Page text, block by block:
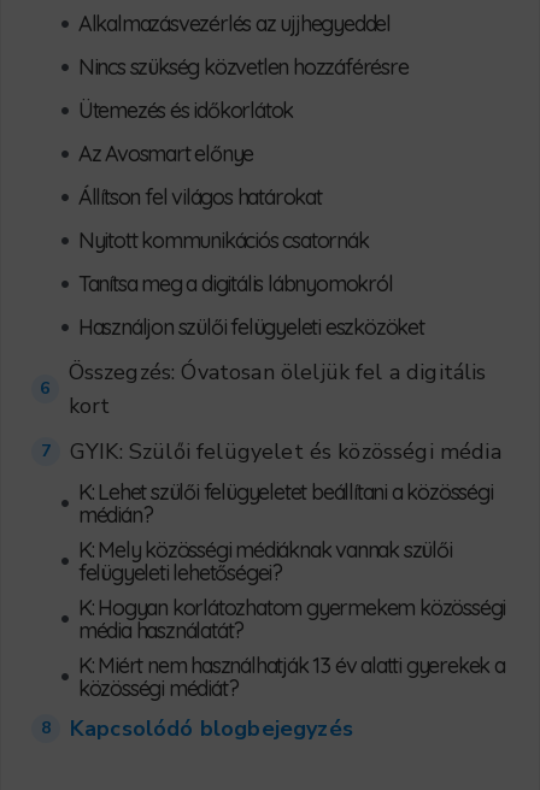
• Alkalmazásvezérlés az ujjhegyeddel
• Nincs szükség közvetlen hozzáférésre
• Ütemezés és időkorlátok
• Az Avosmart előnye
• Állítson fel világos határokat
• Nyitott kommunikációs csatornák
• Tanítsa meg a digitális lábnyomokról
• Használjon szülői felügyeleti eszközöket
6
Összegzés: Óvatosan öleljük fel a digitális
kort
7 GYIK: Szülői felügyelet és közösségi média
• K: Lehet szülői felügyeletet beállítani a közösségi
médián?
• K: Mely közösségi médiáknak vannak szülői
felügyeleti lehetőségei?
• K: Hogyan korlátozhatom gyermekem közösségi
média használatát?
• K: Miért nem használhatják 13 év alatti gyerekek a
közösségi médiát?
8 Kapcsolódó blogbejegyzés